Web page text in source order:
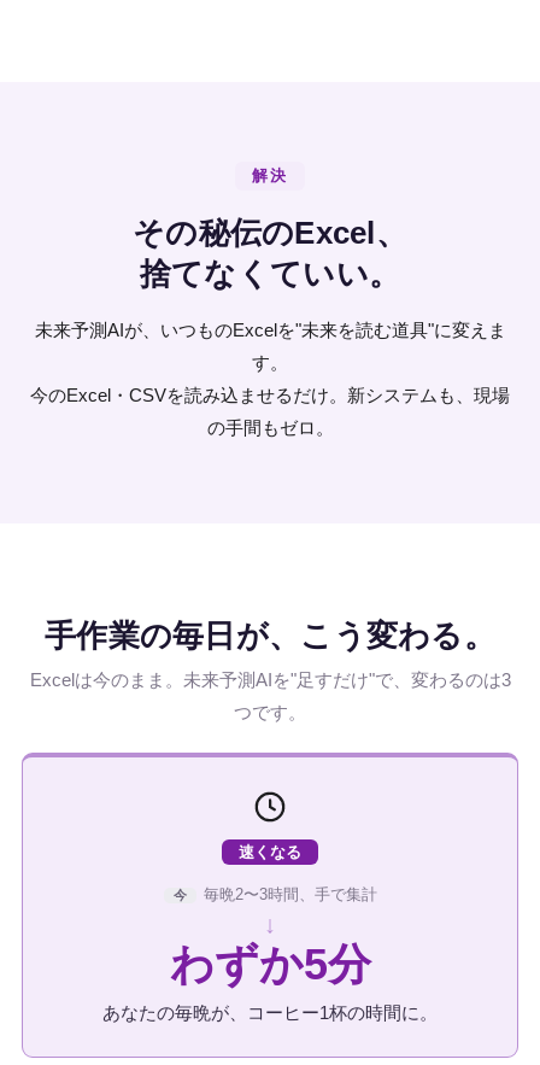
解決
その秘伝のExcel、
捨てなくていい。
未来予測AIが、いつものExcelを"未来を読む道具"に変えま
す。
今のExcel・CSVを読み込ませるだけ。新システムも、現場
の手間もゼロ。
手作業の毎日が、こう変わる。
Excelは今のまま。未来予測AIを"足すだけ"で、変わるのは3
つです。
速くなる
今 毎晩2〜3時間、手で集計
↓
わずか5分
あなたの毎晩が、コーヒー1杯の時間に。